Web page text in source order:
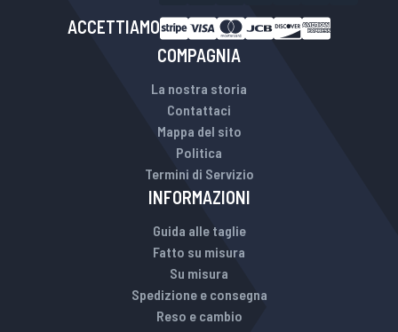
ACCETTIAMO
COMPAGNIA
La nostra storia
Contattaci
Mappa del sito
Politica
Termini di Servizio
INFORMAZIONI
Guida alle taglie
Fatto su misura
Su misura
Spedizione e consegna
Reso e cambio